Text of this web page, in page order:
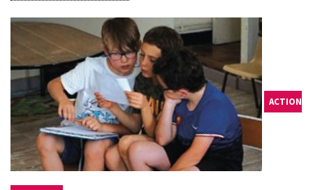
ACTION